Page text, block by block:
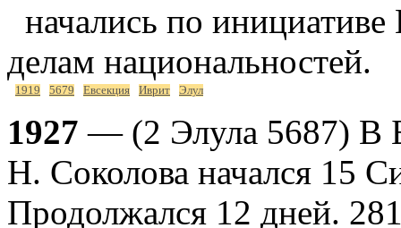
начались по
делам национальностей.
1919 5679 Евсекция Иврит Элул
1927 — (2 Элула 5687) В
Н. Соколова начался 15
Продолжался 12 дней.